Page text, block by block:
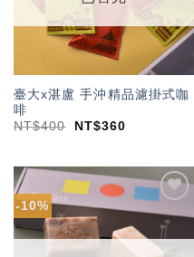
臺大x湛盧 手沖精品濾掛式咖
啡
NT$400 NT$360
-10%
加入
「願
望輕
單」